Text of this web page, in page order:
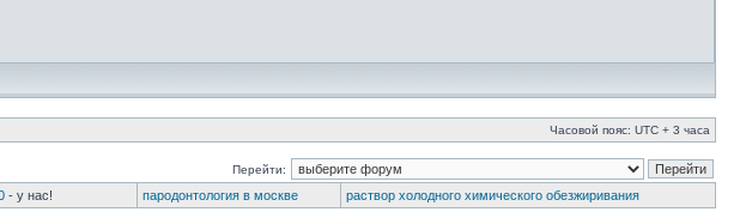
Часовой пояс: UTC + 3 часа
Перейти:
- у нас! пародонтология в москве раствор холодного химического обезжиривания